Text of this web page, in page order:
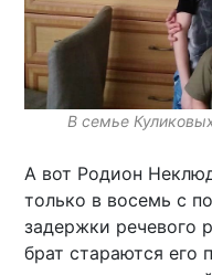
В семье
А вот Родион
только в восемь с
задержки речевого
брат стараются его